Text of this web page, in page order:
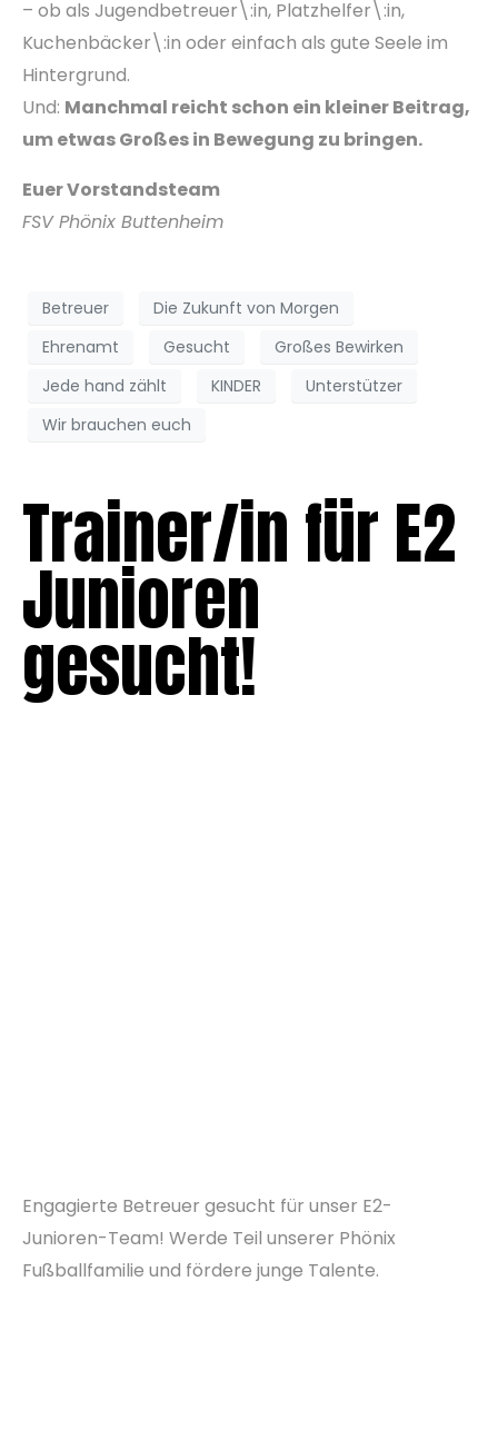
– ob als Jugendbetreuer\:in, Platzhelfer\:in,
Kuchenbäcker\:in oder einfach als gute Seele im
Hintergrund.
Und: Manchmal reicht schon ein kleiner Beitrag,
um etwas Großes in Bewegung zu bringen.
Euer Vorstandsteam
FSV Phönix Buttenheim
Betreuer
Die Zukunft von Morgen
Ehrenamt
Gesucht
Großes Bewirken
Jede hand zählt
KINDER
Unterstützer
Wir brauchen euch
Trainer/in für E2
Junioren
gesucht!
Engagierte Betreuer gesucht für unser E2-
Junioren-Team! Werde Teil unserer Phönix
Fußballfamilie und fördere junge Talente.